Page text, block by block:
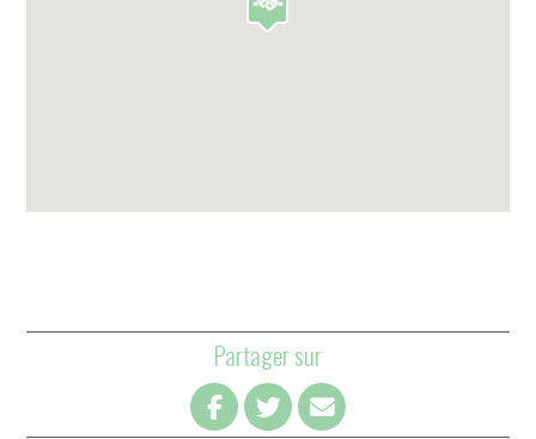
Partager sur